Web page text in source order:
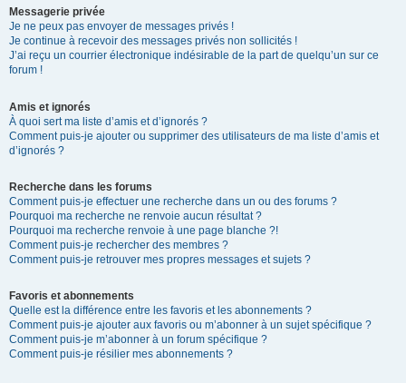
Messagerie privée
Je ne peux pas envoyer de messages privés !
Je continue à recevoir des messages privés non sollicités !
J’ai reçu un courrier électronique indésirable de la part de quelqu’un sur ce
forum !
Amis et ignorés
À quoi sert ma liste d’amis et d’ignorés ?
Comment puis-je ajouter ou supprimer des utilisateurs de ma liste d’amis et
d’ignorés ?
Recherche dans les forums
Comment puis-je effectuer une recherche dans un ou des forums ?
Pourquoi ma recherche ne renvoie aucun résultat ?
Pourquoi ma recherche renvoie à une page blanche ?!
Comment puis-je rechercher des membres ?
Comment puis-je retrouver mes propres messages et sujets ?
Favoris et abonnements
Quelle est la différence entre les favoris et les abonnements ?
Comment puis-je ajouter aux favoris ou m’abonner à un sujet spécifique ?
Comment puis-je m’abonner à un forum spécifique ?
Comment puis-je résilier mes abonnements ?